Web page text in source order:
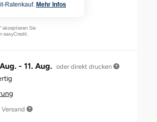
Ratenkauf. Mehr Infos
akzeptieren Sie
easyCredit.
- 11. Aug. oder direkt drucken
Versand